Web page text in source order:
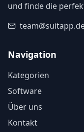
und finde die
Navigation
Kategorien
Software
Über uns
Kontakt